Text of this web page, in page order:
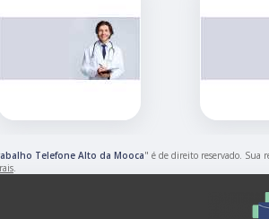
Telefone Alto da Mooca" é de direito reservado. Sua
.